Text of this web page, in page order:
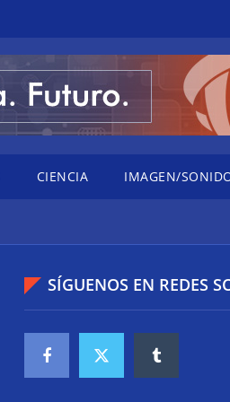
CIENCIA IMAGEN/
SÍGUENOS EN REDES